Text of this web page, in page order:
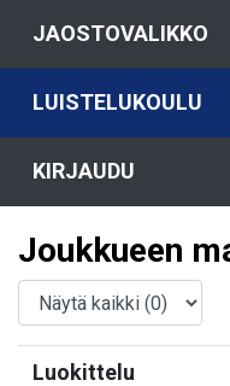
JAOSTOVALIKKO
LUISTELUKOULU
KIRJAUDU
Joukkueen
Luokittelu